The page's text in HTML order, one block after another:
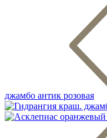
джамбо антик розовая